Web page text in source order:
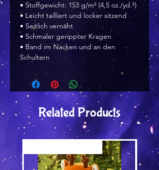
• Stoffgewicht: 153 g/m² (4,5 oz./yd.²)
• Leicht tailliert und locker sitzend
• Seitlich vernäht
• Schmaler gerippter Kragen
• Band im Nacken und an den
Schultern
Related Products